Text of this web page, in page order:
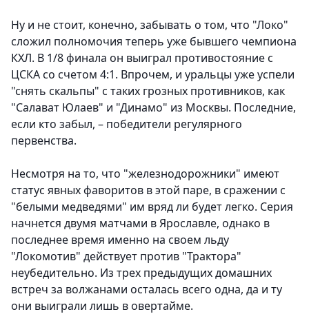
Ну и не стоит, конечно, забывать о том, что "Локо"
сложил полномочия теперь уже бывшего чемпиона
КХЛ. В 1/8 финала он выиграл противостояние с
ЦСКА со счетом 4:1. Впрочем, и уральцы уже успели
"снять скальпы" с таких грозных противников, как
"Салават Юлаев" и "Динамо" из Москвы. Последние,
если кто забыл, – победители регулярного
первенства.
Несмотря на то, что "железнодорожники" имеют
статус явных фаворитов в этой паре, в сражении с
"белыми медведями" им вряд ли будет легко. Серия
начнется двумя матчами в Ярославле, однако в
последнее время именно на своем льду
"Локомотив" действует против "Трактора"
неубедительно. Из трех предыдущих домашних
встреч за волжанами осталась всего одна, да и ту
они выиграли лишь в овертайме.